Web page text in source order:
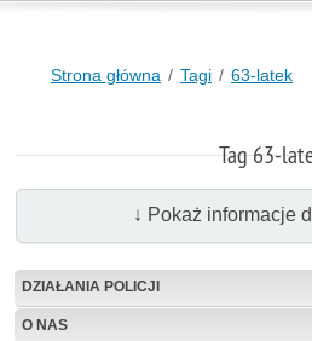
Strona główna Tagi 63-latek
Tag 63-
↓ Pokaż informacje
DZIAŁANIA POLICJI
O NAS